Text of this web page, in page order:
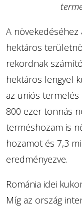
A
hektáros
rekordnak
hektáros lengyel
az uniós
800 ezer tonnás
terméshozam is
hozamot és 7,3
eredményezve.
Románia idei
Míg az ország